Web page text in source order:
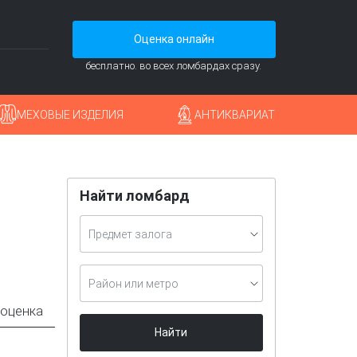
Оценка онлайн
бесплатно. во всех ломбардах сразу.
МЕХОВЫЕ ИЗДЕЛИЯ АНТИКВАРИАТ
Найти ломбард
Предмет залога
Район или метро
Найти